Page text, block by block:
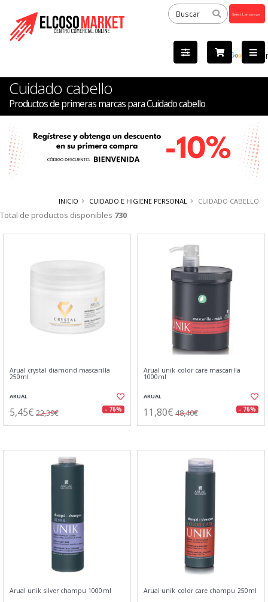
by
Cuidado cabello
Productos de primeras marcas para Cuidado cabello
INICIO CUIDADO E HIGIENE PERSONAL CUIDADO CABELLO
Total de productos disponibles 730
Arual crystal diamond mascarilla
250ml
ARUAL
5,45€ 22,39€ - 76%
Arual unik color care mascarilla
1000ml
ARUAL
11,80€ 48,40€ - 76%
Arual unik silver champu 1000ml Arual unik color care champu 250ml